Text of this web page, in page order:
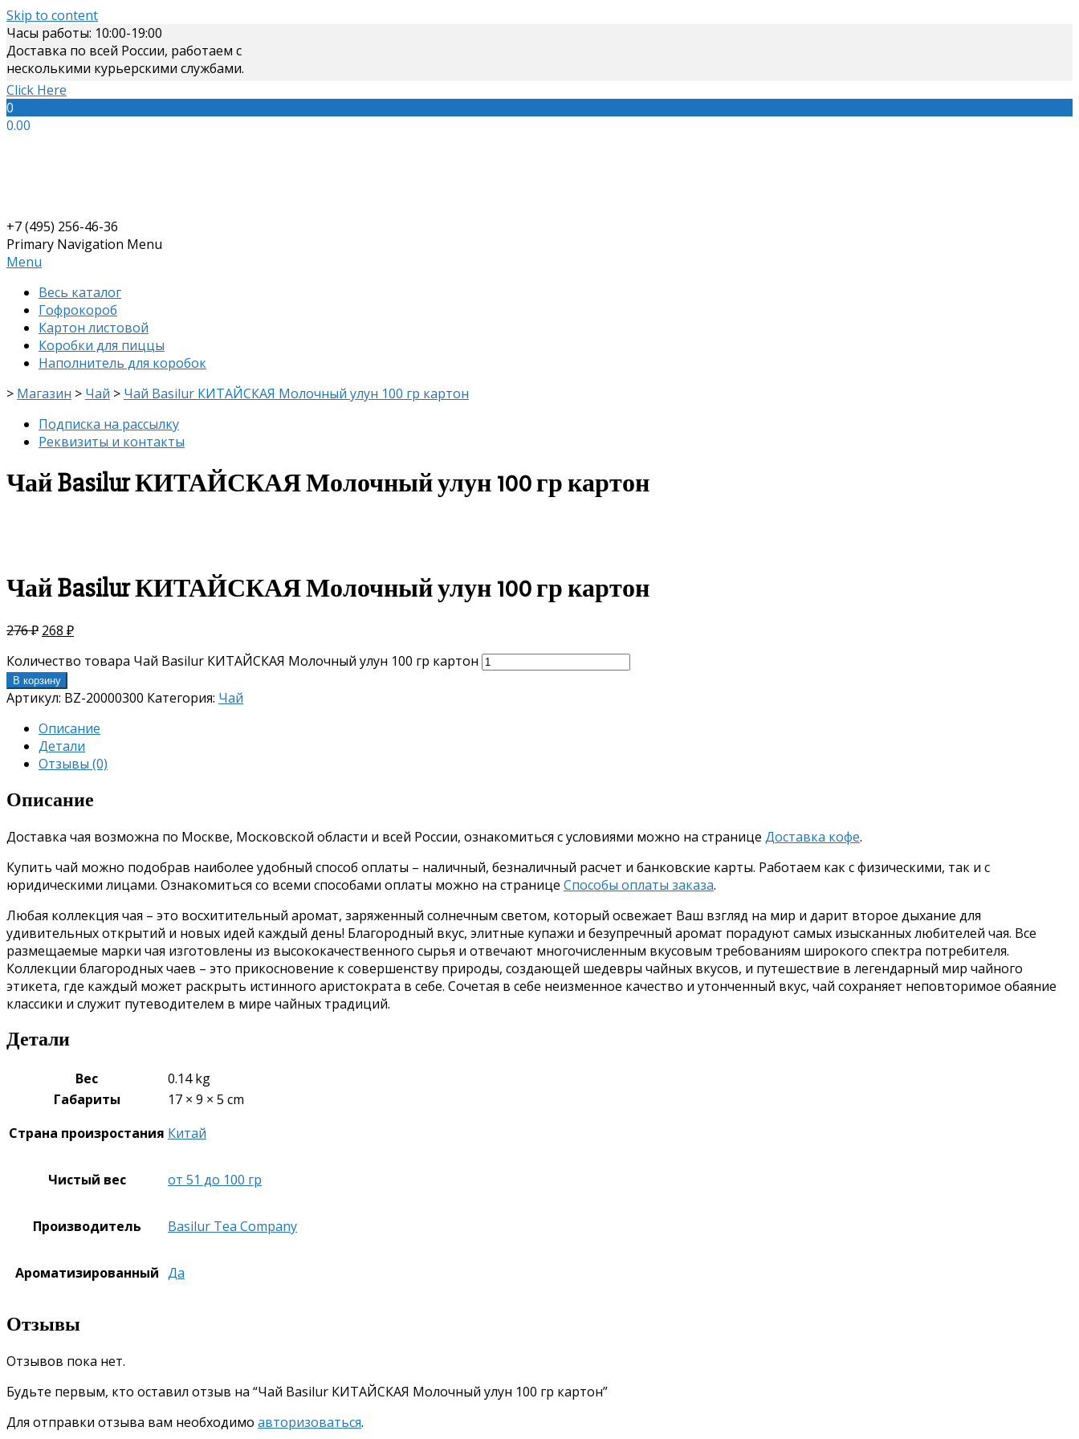
Skip to content
Часы работы: 10:00-19:00
Доставка по всей России, работаем с
несколькими курьерскими службами.
Click Here
0
0.00
+7 (495) 256-46-36
Primary Navigation Menu
Menu
Весь каталог
Гофрокороб
Картон листовой
Коробки для пиццы
Наполнитель для коробок
> Магазин > Чай > Чай Basilur КИТАЙСКАЯ Молочный улун 100 гр картон
Подписка на рассылку
Реквизиты и контакты
Чай Basilur КИТАЙСКАЯ Молочный улун 100 гр картон
Чай Basilur КИТАЙСКАЯ Молочный улун 100 гр картон
276₽ 268 ₽
Количество товара Чай Basilur КИТАЙСКАЯ Молочный улун 100 гр картон
В корзину
Артикул: BZ-20000300 Категория: Чай
Описание
Детали
Отзывы (0)
Описание
Доставка чая возможна по Москве, Московской области и всей России, ознакомиться с условиями можно на странице Доставка кофе.
Купить чай можно подобрав наиболее удобный способ оплаты – наличный, безналичный расчет и банковские карты. Работаем как с физическими, так и с
юридическими лицами. Ознакомиться со всеми способами оплаты можно на странице Способы оплаты заказа.
Любая коллекция чая – это восхитительный аромат, заряженный солнечным светом, который освежает Ваш взгляд на мир и дарит второе дыхание для
удивительных открытий и новых идей каждый день! Благородный вкус, элитные купажи и безупречный аромат порадуют самых изысканных любителей чая. Все
размещаемые марки чая изготовлены из высококачественного сырья и отвечают многочисленным вкусовым требованиям широкого спектра потребителя.
Коллекции благородных чаев – это прикосновение к совершенству природы, создающей шедевры чайных вкусов, и путешествие в легендарный мир чайного
этикета, где каждый может раскрыть истинного аристократа в себе. Сочетая в себе неизменное качество и утонченный вкус, чай сохраняет неповторимое обаяние
классики и служит путеводителем в мире чайных традиций.
Детали
Вес
0.14 kg
Габариты
17 × 9 × 5 cm
Страна произростания Китай
Чистый вес от 51 до 100 гр
Производитель Basilur Tea Company
Ароматизированный Да
Отзывы
Отзывов пока нет.
Будьте первым, кто оставил отзыв на “Чай Basilur КИТАЙСКАЯ Молочный улун 100 гр картон”
Для отправки отзыва вам необходимо авторизоваться.